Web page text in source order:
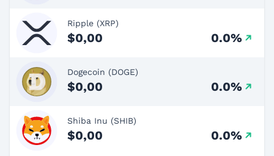
Ripple (XRP)
$0,00 0.0%
Dogecoin (DOGE)
$0,00 0.0%
Shiba Inu (SHIB)
$0,00 0.0%